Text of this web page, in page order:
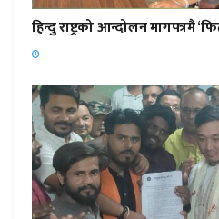
हिन्दु राष्ट्रको आन्दोलन मागपत्रमै